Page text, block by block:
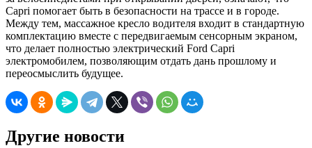
Capri помогает быть в безопасности на трассе и в городе.
Между тем, массажное кресло водителя входит в стандартную
комплектацию вместе с передвигаемым сенсорным экраном,
что делает полностью электрический Ford Capri
электромобилем, позволяющим отдать дань прошлому и
переосмыслить будущее.
Другие новости